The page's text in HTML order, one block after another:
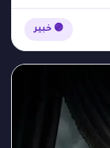
🟣 خبير